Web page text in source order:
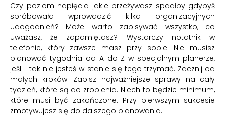
Czy poziom napięcia jakie przeżywasz spadłby gdybyś
spróbowała wprowadzić kilka organizacyjnych
udogodnień? Może warto zapisywać wszystko, co
uważasz, że zapamiętasz? Wystarczy notatnik w
telefonie, który zawsze masz przy sobie. Nie musisz
planować tygodnia od A do Z w specjalnym planerze,
jeśli i tak nie jesteś w stanie się tego trzymać. Zacznij od
małych kroków. Zapisz najważniejsze sprawy na cały
tydzień, które są do zrobienia. Niech to będzie minimum,
które musi być zakończone. Przy pierwszym sukcesie
zmotywujesz się do dalszego planowania.